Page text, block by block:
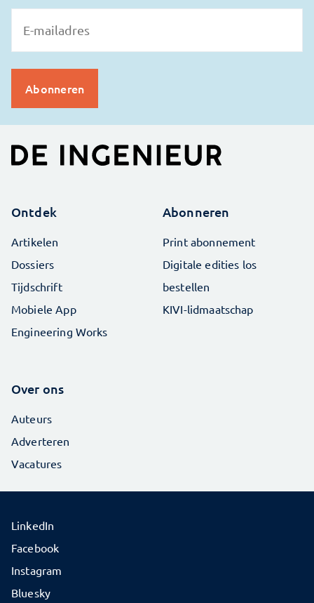
Ontdek
Artikelen
Dossiers
Tijdschrift
Mobiele App
Engineering Works
Abonneren
Print abonnement
Digitale edities los
bestellen
KIVI-lidmaatschap
Over ons
Auteurs
Adverteren
Vacatures
LinkedIn
Facebook
Instagram
Bluesky